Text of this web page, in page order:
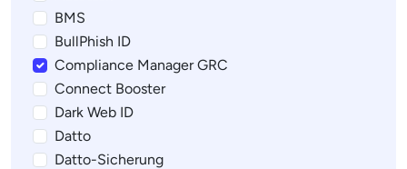
BMS
BullPhish ID
Compliance Manager GRC
Connect Booster
Dark Web ID
Datto
Datto-Sicherung